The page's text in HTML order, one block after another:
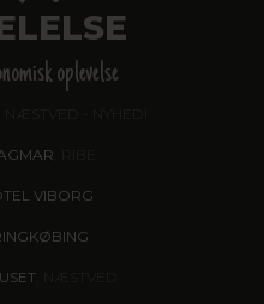
oplevelse
VIBORG
, NÆSTVED